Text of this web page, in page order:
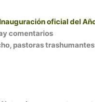
oficial del
comentarios
pastoras